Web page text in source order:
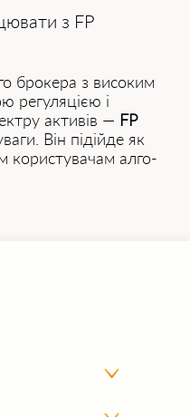
з FP
брокера з високим
регуляцією і
активів — FP
Він підійде як
користувачам алго-